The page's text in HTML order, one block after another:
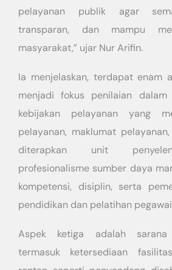
pelayanan publik agar
transparan, dan mampu
masyarakat,” ujar Nur Arifin.
Ia menjelaskan, terdapat enam
menjadi fokus penilaian dalam
kebijakan pelayanan yang
pelayanan, maklumat
diterapkan unit
profesionalisme sumber daya
kompetensi, disiplin, serta
pendidikan dan pelatihan
Aspek ketiga adalah
termasuk ketersediaan